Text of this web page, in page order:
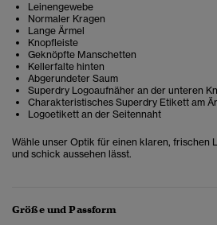
Leinengewebe
Normaler Kragen
Lange Ärmel
Knopfleiste
Geknöpfte Manschetten
Kellerfalte hinten
Abgerundeter Saum
Superdry Logoaufnäher an der unteren
Charakteristisches Superdry Etikett am
Logoetikett an der Seitennaht
Wähle unser Optik für einen klaren, frischen
und schick aussehen lässt.
Größe und Passform